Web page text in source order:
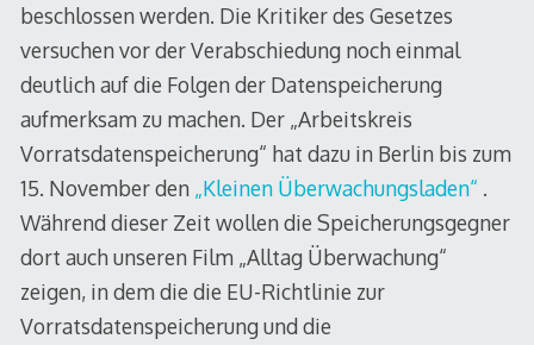
beschlossen werden. Die Kritiker des Gesetzes
versuchen vor der Verabschiedung noch einmal
deutlich auf die Folgen der Datenspeicherung
aufmerksam zu machen. Der „Arbeitskreis
Vorratsdatenspeicherung“ hat dazu in Berlin bis zum
15. November den „Kleinen Überwachungsladen“ .
Während dieser Zeit wollen die Speicherungsgegner
dort auch unseren Film „Alltag Überwachung“
zeigen, in dem die die EU-Richtlinie zur
Vorratsdatenspeicherung und die